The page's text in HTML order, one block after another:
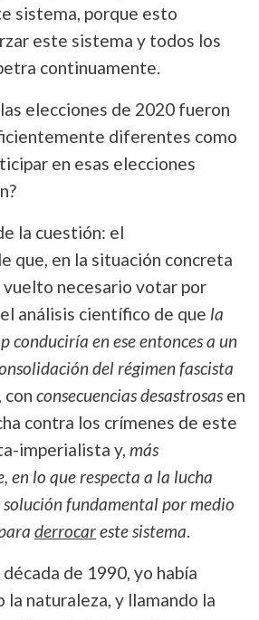
sistema, porque esto
este sistema y todos los
continuamente.
elecciones de 2020 fueron
diferentes como
en esas elecciones
la cuestión: el
que, en la situación concreta
vuelto necesario votar por
análisis científico de que la
conduciría en ese entonces a un
del régimen fascista
con consecuencias desastrosasen
contra los crímenes de este
imperialista y, más
en lo que respecta a la lucha
fundamental por medio
derrocareste sistema.
de 1990, yo había
la naturaleza, y llamando la